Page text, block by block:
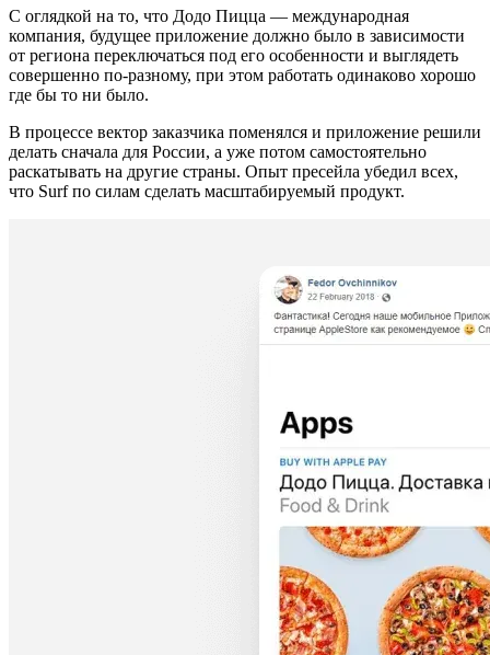
С оглядкой на то, что Додо Пицца — международная
компания, будущее приложение должно было в зависимости
от региона переключаться под его особенности и выглядеть
совершенно по-разному, при этом работать одинаково хорошо
где бы то ни было.
В процессе вектор заказчика поменялся и приложение решили
делать сначала для России, а уже потом самостоятельно
раскатывать на другие страны. Опыт пресейла убедил всех,
что Surf по силам сделать масштабируемый продукт.